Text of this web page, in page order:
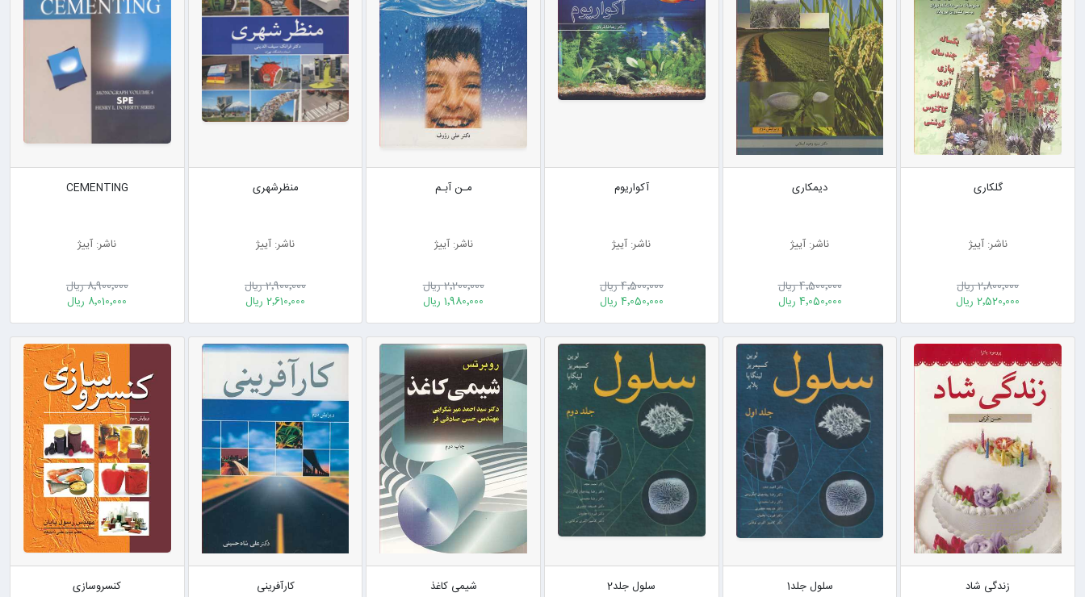
گلکاری
ناشر: آییژ
2٬800٬000 ریال
2٬520٬000 ریال
دیمکاری
ناشر: آییژ
4٬500٬000 ریال
4٬050٬000 ریال
آکواریوم
ناشر: آییژ
4٬500٬000 ریال
4٬050٬000 ریال
مـن آبـم
ناشر: آییژ
2٬200٬000 ریال
1٬980٬000 ریال
منظرشهری
ناشر: آییژ
2٬900٬000 ریال
2٬610٬000 ریال
CEMENTING
ناشر: آییژ
8٬900٬000 ریال
8٬010٬000 ریال
زندگی شاد سلول جلد1 سلول جلد2 شیمی کاغذ کارآفرینی کنسروسازی